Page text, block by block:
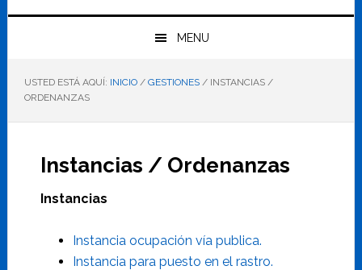
el
tamaño
letra
MENU
USTED ESTÁ AQUÍ: INICIO / GESTIONES /INSTANCIAS /
ORDENANZAS
Instancias / Ordenanzas
Instancias
Instancia ocupación vía publica.
Instancia para puesto en el rastro.